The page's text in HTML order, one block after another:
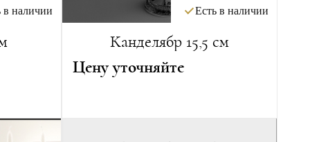
в наличии Есть в наличии
Канделябр 15,5 см
Цену уточняйте